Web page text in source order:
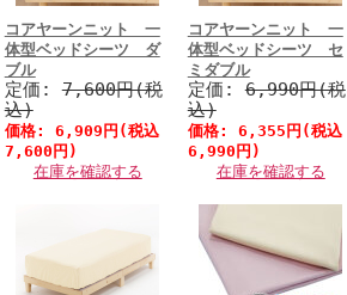
コアヤーンニット 一
体型ベッドシーツ ダ
ブル
定価:7,600円(税
込)
価格: 6,909円 (税込
7,600円)
在庫を確認する
コアヤーンニット 一
体型ベッドシーツ セ
ミダブル
定価:6,990円(税
込)
価格: 6,355円 (税込
6,990円)
在庫を確認する